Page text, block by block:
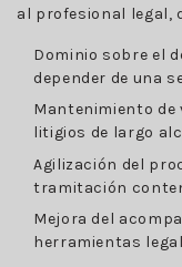
al profesional legal,
Dominio sobre el
depender de una
Mantenimiento
litigios de largo
Agilización del
tramitación
Mejora del
herramientas